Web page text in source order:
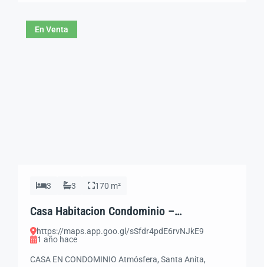
En Venta
3 3 170 m²
Casa Habitacion Condominio –
ATMOSFERA SANTA ANITA – Tlajomulco,
Jal.
https://maps.app.goo.gl/sSfdr4pdE6rvNJkE9
1 año hace
CASA EN CONDOMINIO Atmósfera, Santa Anita,